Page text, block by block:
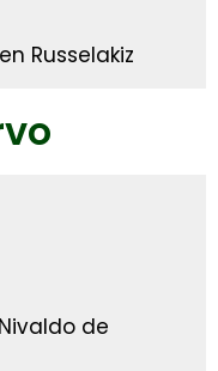
Russelakiz
de